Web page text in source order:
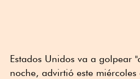
Estados Unidos va a golpear
noche, advirtió este miércoles